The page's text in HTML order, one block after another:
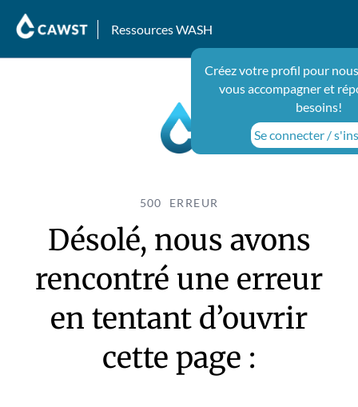
Ressources WASH
Créez votre profil pour
vous accompagner et
besoins!
Se connecter /
500 ERREUR
Désolé, nous avons
rencontré une erreur
en tentant d’ouvrir
cette page :